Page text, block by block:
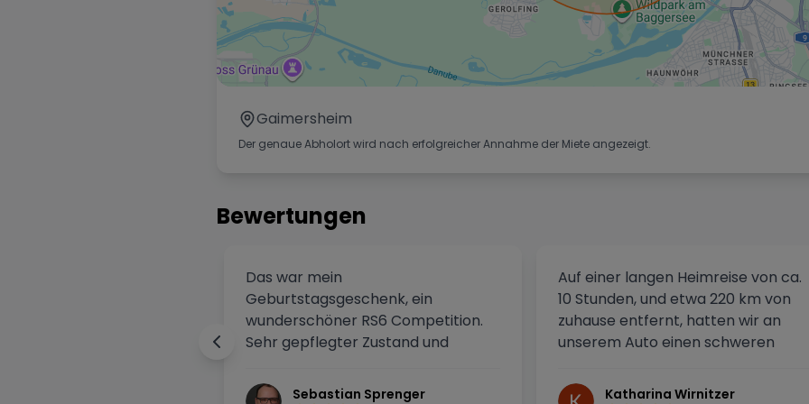
Gaimersheim
Der genaue Abholort wird nach erfolgreicher Annahme der Miete angezeigt.
Bewertungen
Das war mein
Geburtstagsgeschenk, ein
wunderschöner RS6 Competition.
Sehr gepflegter Zustand und
Herrn Valentin Duc, der auch um
Sebastian Sprenger
Auf einer langen Heimreise von ca.
10 Stunden, und etwa 220 km von
zuhause entfernt, hatten wir an
unserem Auto einen schweren
unmöglich machte - wie sooft:
Katharina Wirnitzer